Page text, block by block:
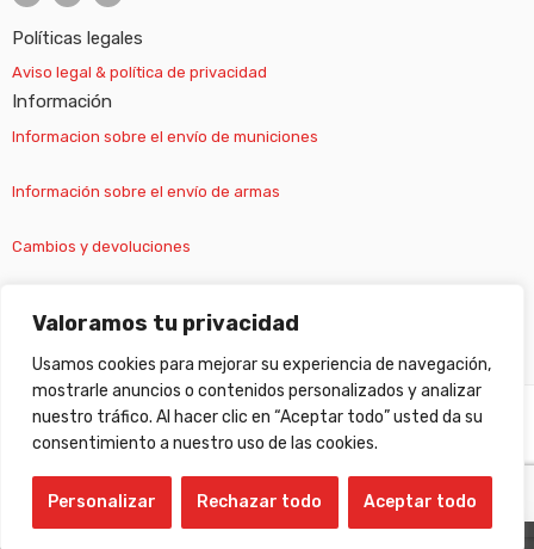
Valoramos tu privacidad
Usamos cookies para mejorar su experiencia de navegación,
mostrarle anuncios o contenidos personalizados y analizar
nuestro tráfico. Al hacer clic en “Aceptar todo” usted da su
consentimiento a nuestro uso de las cookies.
Personalizar Rechazar todo Aceptar todo
Políticas legales
Aviso legal & política de privacidad
Información
Informacion sobre el envío de municiones
Información sobre el envío de armas
Cambios y devoluciones
Suscripción newsletter
© Gabilondo sport - All Right reserved!